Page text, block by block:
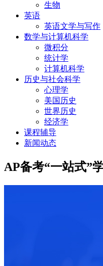
生物
英语
英语文学与写作
数学与计算机科学
微积分
统计学
计算机科学
历史与社会科学
心理学
美国历史
世界历史
经济学
课程辅导
新闻动态
AP备考“一站式”